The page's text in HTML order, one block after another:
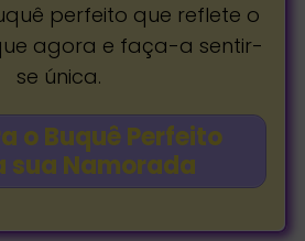
perfeito que reflete o
agora e faça-a sentir-
se única.
o Buquê Perfeito
sua Namorada